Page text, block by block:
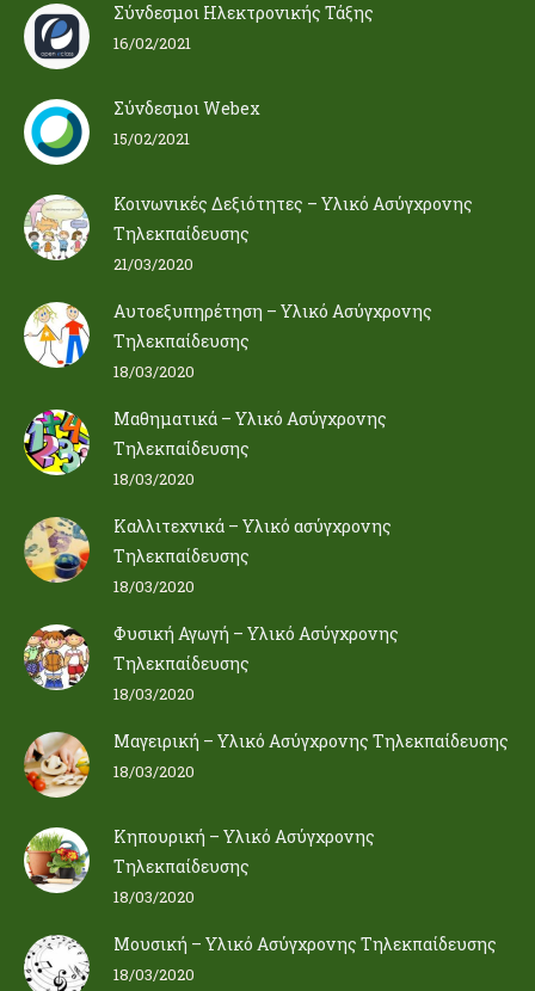
Σύνδεσμοι Ηλεκτρονικής Τάξης
16/02/2021
Σύνδεσμοι Webex
15/02/2021
Κοινωνικές Δεξιότητες – Υλικό Ασύγχρονης
Τηλεκπαίδευσης
21/03/2020
Αυτοεξυπηρέτηση – Υλικό Ασύγχρονης
Τηλεκπαίδευσης
18/03/2020
Μαθηματικά – Υλικό Ασύγχρονης
Τηλεκπαίδευσης
18/03/2020
Καλλιτεχνικά – Υλικό ασύγχρονης
Τηλεκπαίδευσης
18/03/2020
Φυσική Αγωγή – Υλικό Ασύγχρονης
Τηλεκπαίδευσης
18/03/2020
Μαγειρική – Υλικό Ασύγχρονης Τηλεκπαίδευσης
18/03/2020
Κηπουρική – Υλικό Ασύγχρονης
Τηλεκπαίδευσης
18/03/2020
Μουσική – Υλικό Ασύγχρονης Τηλεκπαίδευσης
18/03/2020